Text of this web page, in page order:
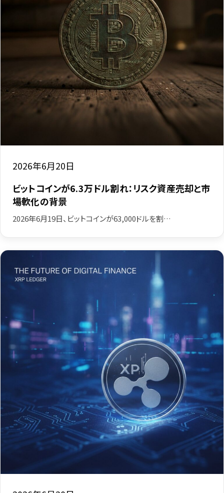
2026年6月20日
ビットコインが6.3万ドル割れ：リスク資産売却と市
場軟化の背景
2026年6月19日、ビットコインが63,000ドルを割…